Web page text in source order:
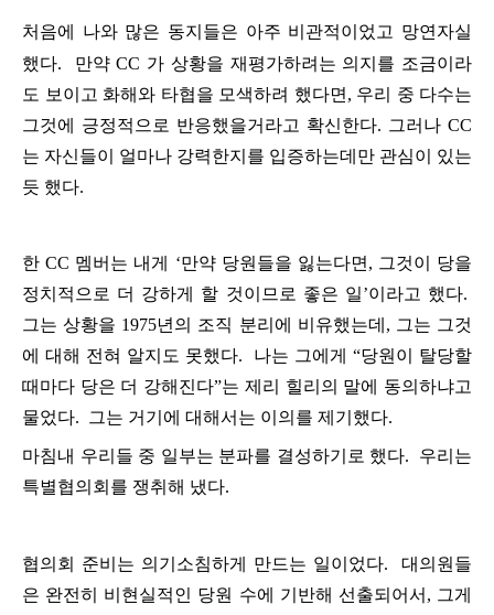
처음에 나와 많은 동지들은 아주 비관적이었고 망연자실
했다. 만약CC 가 상황을 재평가하려는 의지를 조금이라
도 보이고 화해와 타협을 모색하려 했다면 , 우리 중 다수는
그것에
긍정적으로 반응했을거라고 확신한다. 그러나 CC
는 자신들이 얼마나 강력한지를 입증하는데만 관심이
있는
듯 했다.
한 CC 멤버는 내게 ‘만약 당원들을 잃는다면 , 그것이
당을
정치적으로 더 강하게 할 것이므로 좋은 일’이라고 했다.
그는 상황을 1975년의 조직 분리에 비유했는데 , 그는 그것
에 대해 전혀 알지도 못했다. 나는 그에게 “당원이
탈당할
때마다 당은 더 강해진다”는 제 리 힐리의 말에
동의하냐고
물었다. 그는 거기에 대해서는 이의를 제기했다.
마침내 우리들 중 일부는 분파를 결성하기로 했다.
우리는
특별협의회를 쟁취해 냈다.
협의회 준비는 의기소침하게 만드는 일이었다.
대의원들
은 완전히 비현실적인 당원 수에 기반해 선출되어서 , 그게